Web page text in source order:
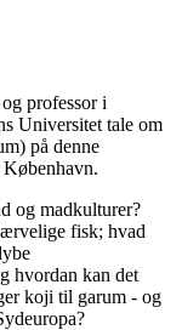
professor i
Universitet tale om
på denne
og madkulturer?
fisk; hvad
hvordan kan det
koji til garum - og